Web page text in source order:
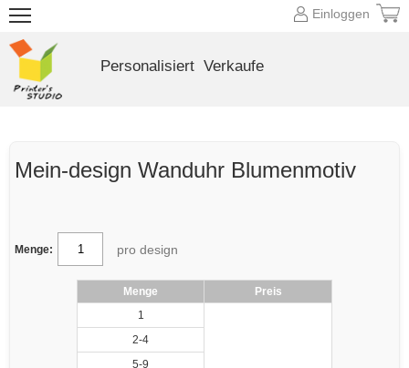
Mein-design Wanduhr Blumenmotiv
Menge: pro design
Menge
Preis
1
2-4
5-9
Einloggen
Personalisiert Verkaufe